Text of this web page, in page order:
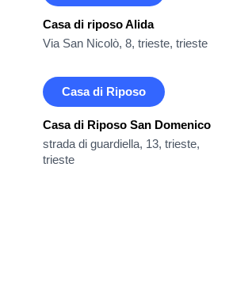
Casa di riposo Alida
Via San Nicolò, 8, trieste, trieste
Casa di Riposo
Casa di Riposo San Domenico
strada di guardiella, 13, trieste,
trieste